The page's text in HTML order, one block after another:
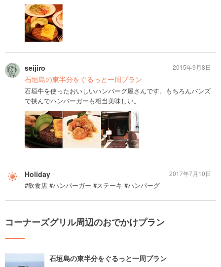
seijiro
石垣島の東半分をぐるっと一周プラン
石垣牛を使ったおいしいハンバーグ屋さんです。もちろんバンズ
で挟んでハンバーガーも相当美味しい。
2015年9月8日
Holiday
#飲食店 #ハンバーガー #ステーキ #ハンバーグ
2017年7月10日
コーナーズグリル周辺のおでかけプラン
石垣島の東半分をぐるっと一周プラン